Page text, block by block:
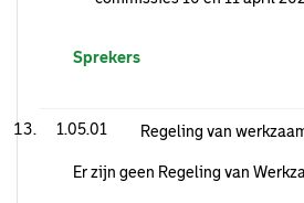
Sprekers
1.05.01 Regeling van
Er zijn geen Regeling van